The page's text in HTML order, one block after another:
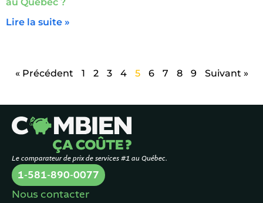
Lire la suite »
« Précédent 1 2 3 4 5 6 7 8 9 Suivant »
Le comparateur de prix de services #1 au Québec.
1-581-890-0077
Nous contacter